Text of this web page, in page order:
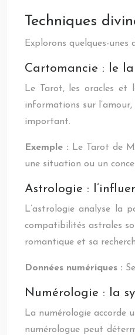
Techniques
Explorons quelques-
Cartomancie : le
Le Tarot, les oracles et
informations sur
important.
Exemple :
Le Tarot de
une situation ou un
Astrologie :
L’astrologie analyse la
compatibilités astrales
romantique et sa
Données numériques :
Numérologie : la
La numérologie accorde
numérologue peut